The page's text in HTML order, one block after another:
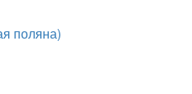
поляна)